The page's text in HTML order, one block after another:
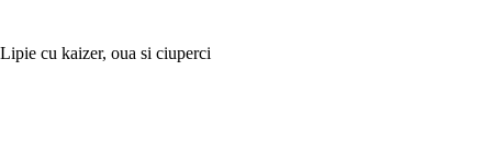
Lipie cu kaizer, oua si ciuperci